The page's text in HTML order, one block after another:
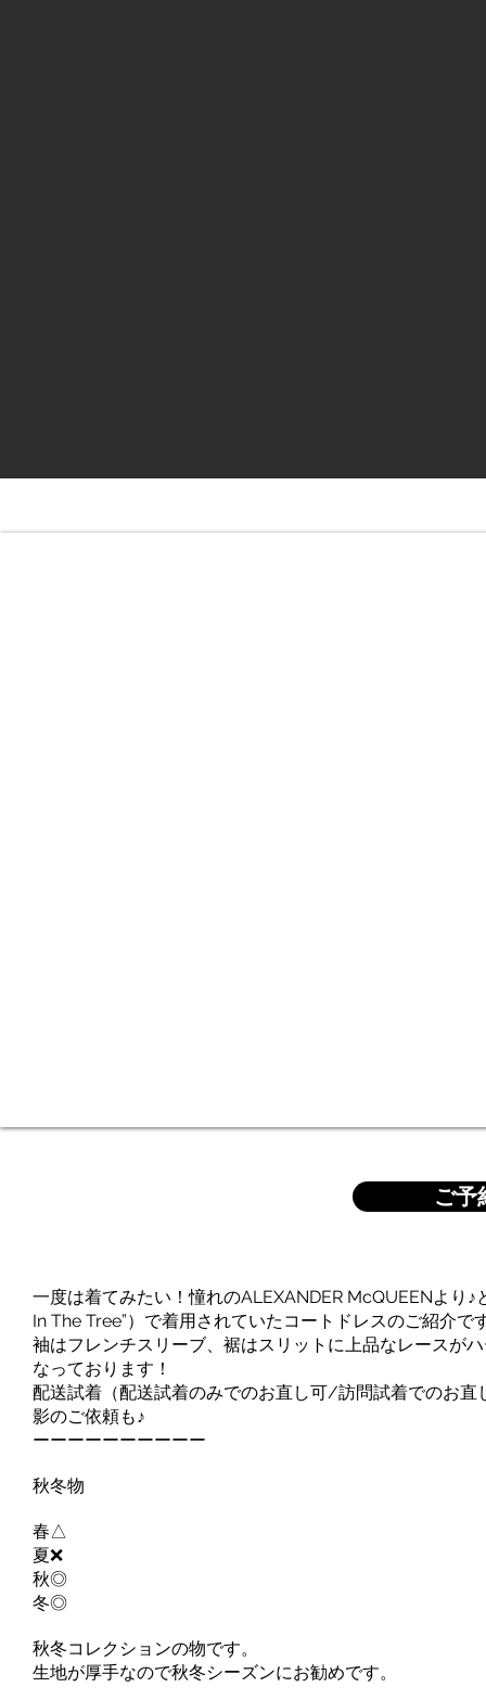
ご予
一度は着てみたい！憧れのALEXANDER McQUEENより
In The Tree”）で着用されていたコートドレスのご紹介で
袖はフレンチスリーブ、裾はスリットに上品なレースが
なっております！
配送試着（配送試着のみでのお直し可/訪問試着でのお
影のご依頼も♪
ーーーーーーーーーー
秋冬物
春△
夏❌
秋◎
冬◎
秋冬コレクションの物です。
生地が厚手なので秋冬シーズンにお勧めです。